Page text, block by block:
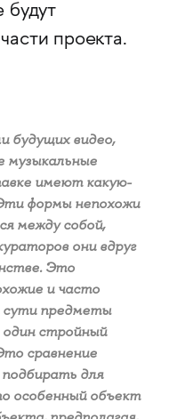
будут
проекта.
будущих видео,
музыкальные
имеют какую-
формы непохожи
между собой,
они вдруг
Это
и часто
сути предметы
стройный
сравнение
для
особенный объект